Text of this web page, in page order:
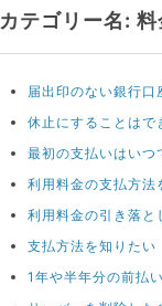
カテゴリー名: 料
届出印のない銀行口
休止にすることはで
最初の支払いはいつ
利用料金の支払方法
利用料金の引き落と
支払方法を知りたい
1年や半年分の前払